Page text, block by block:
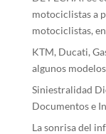
motociclistas a
motociclistas,
KTM, Ducati,
algunos
Siniestralidad
Documentos e
La sonrisa del